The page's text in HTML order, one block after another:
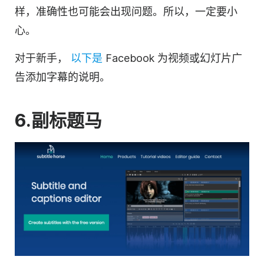
样，准确性也可能会出现问题。所以，一定要小
心。
对于新手， 以下是 Facebook 为视频或幻灯片广
告添加字幕的说明。
6.副标题马